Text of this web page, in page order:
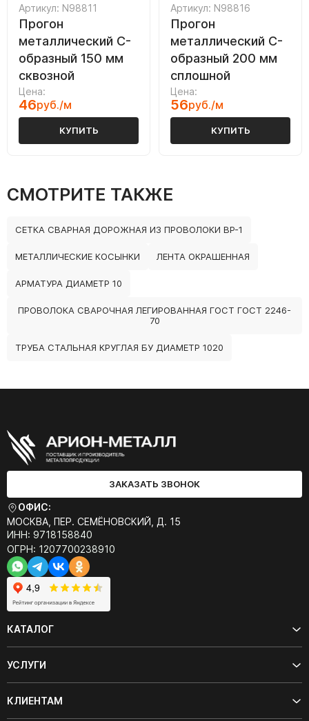
Артикул: N98811
Прогон
металлический C-
образный 150 мм
сквозной
Цена:
46руб./м
КУПИТЬ
Артикул: N98816
Прогон
металлический C-
образный 200 мм
сплошной
Цена:
56руб./м
КУПИТЬ
СМОТРИТЕ ТАКЖЕ
СЕТКА СВАРНАЯ ДОРОЖНАЯ ИЗ ПРОВОЛОКИ ВР-1
МЕТАЛЛИЧЕСКИЕ КОСЫНКИ ЛЕНТА ОКРАШЕННАЯ
АРМАТУРА ДИАМЕТР 10
ПРОВОЛОКА СВАРОЧНАЯ ЛЕГИРОВАННАЯ ГОСТ ГОСТ 2246-
70
ТРУБА СТАЛЬНАЯ КРУГЛАЯ БУ ДИАМЕТР 1020
ЗАКАЗАТЬ ЗВОНОК
ОФИС:
МОСКВА, ПЕР. СЕМЁНОВСКИЙ, Д. 15
ИНН: 9718158840
ОГРН: 1207700238910
КАТАЛОГ
УСЛУГИ
КЛИЕНТАМ